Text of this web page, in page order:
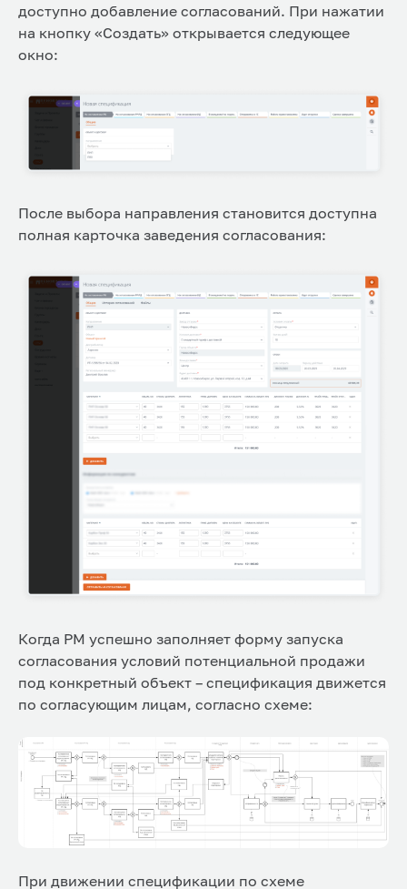
доступно добавление согласований. При нажатии
на кнопку «Создать» открывается следующее
окно:
После выбора направления становится доступна
полная карточка заведения согласования:
Когда РМ успешно заполняет форму запуска
согласования условий потенциальной продажи
под конкретный объект – спецификация движется
по согласующим лицам, согласно схеме:
При движении спецификации по схеме